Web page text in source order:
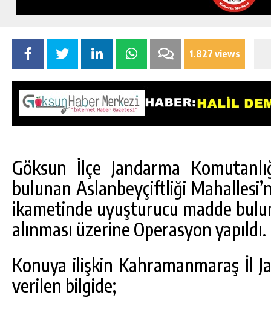
1.827 views
Göksun İlçe Jandarma
bulunan Aslanbeyçiftliği
ikametinde uyuşturucu madde
alınması üzerine Operasyon yapıldı.
Konuya ilişkin Kahramanmaraş İl
verilen bilgide;